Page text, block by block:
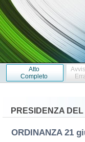
Atto
Completo
PRESIDENZA
ORDINANZA 21